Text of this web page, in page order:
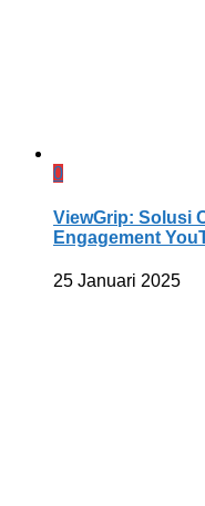
0
ViewGrip: Solusi
Engagement
25 Januari 2025